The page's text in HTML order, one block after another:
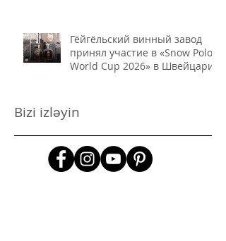
Гёйгёльский винный завод
принял участие в «Snow Polo
World Cup 2026» в Швейцарии
Bizi izləyin